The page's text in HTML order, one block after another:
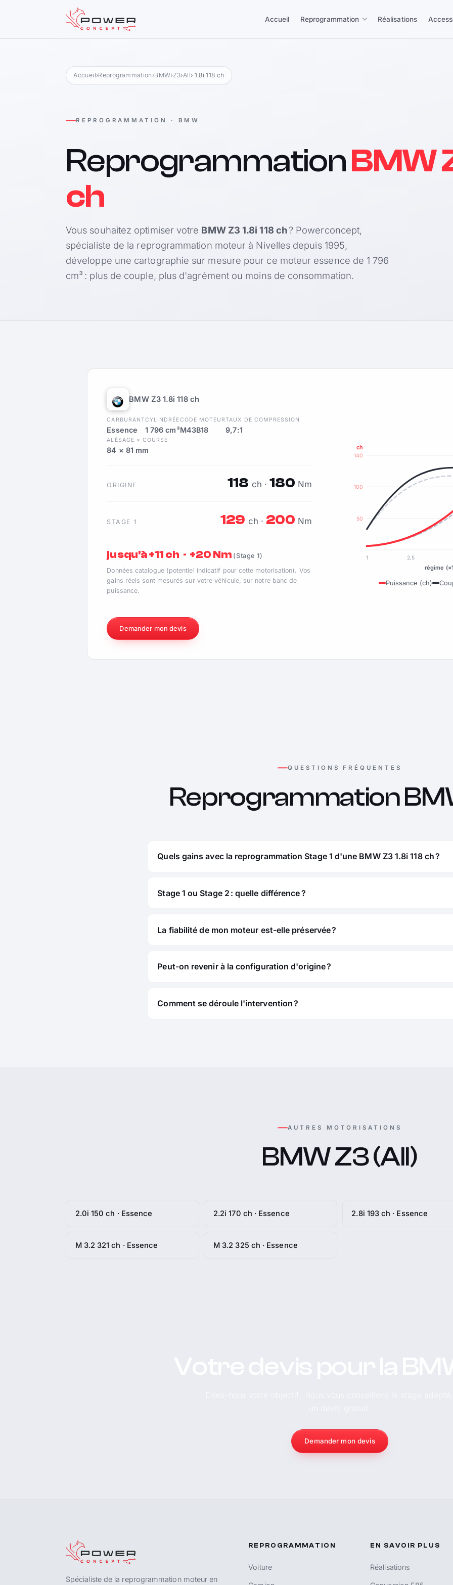
Accueil Reprogrammation Réalisations
Accueil›Reprogrammation ›BMW›Z3›All› 1.8i 118 ch
REPROGRAMMATION · BMW
ReprogrammationBMW
ch
Vous souhaitez optimiser votre BMW Z3 1.8i 118 ch? Powerconcept,
spécialiste de la reprogrammation moteur à Nivelles depuis 1995,
développe une cartographie sur mesure pour ce moteur essence de 1 796
cm³ : plus de couple, plus d'agrément ou moins de consommation.
BMW Z3 1.8i 118 ch
CARBURANT
Essence
CYLINDRÉE
1 796 cm³
CODE MOTEUR
M43B18
TAUX DE COMPRESSION
9,7:1
ALÉSAGE × COURSE
84 × 81 mm
ORIGINE 118 ch · 180 Nm
STAGE 1 129 ch · 200 Nm
jusqu'à +11 ch · +20 Nm (Stage 1)
Données catalogue (potentiel indicatif pour cette motorisation). Vos
gains réels sont mesurés sur votre véhicule, sur notre banc de
puissance.
50
100
140
ch
1 2,5
régime
Puissance (ch)
Demander mon devis
QUESTIONS FRÉQUENTES
Reprogrammation
Quels gains avec la reprogrammation Stage 1 d'une BMW Z3 1.8i 118 ch ?
Stage 1 ou Stage 2 : quelle différence ?
La fiabilité de mon moteur est-elle préservée ?
Peut-on revenir à la configuration d'origine ?
Comment se déroule l'intervention ?
AUTRES MOTORISATIONS
BMW Z3 (All)
2.0i 150 ch · Essence 2.2i 170 ch · Essence 2.8i 193 ch · Essence
M 3.2 321 ch · Essence M 3.2 325 ch · Essence
Demander mon devis
Spécialiste de la reprogrammation moteur en
REPROGRAMMATION
Voiture
EN SAVOIR PLUS
Réalisations